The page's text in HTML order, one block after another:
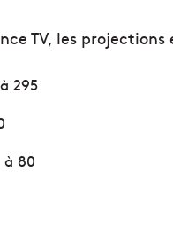
TV, les
295
à 80